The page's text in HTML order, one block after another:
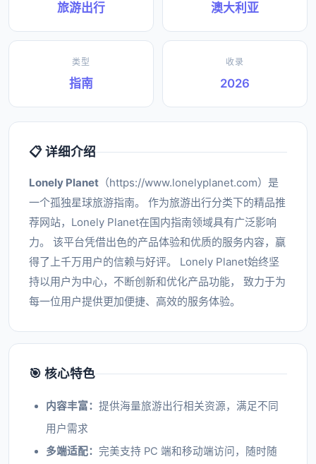
旅游出行 澳大利亚
类型
指南
收录
2026
📋 详细介绍
Lonely Planet （https://www.lonelyplanet.com）是
一个孤独星球旅游指南。 作为旅游出行分类下的精品推
荐网站，Lonely Planet在国内指南领域具有广泛影响
力。 该平台凭借出色的产品体验和优质的服务内容，赢
得了上千万用户的信赖与好评。 Lonely Planet始终坚
持以用户为中心，不断创新和优化产品功能， 致力于为
每一位用户提供更加便捷、高效的服务体验。
🎯 核心特色
内容丰富： 提供海量旅游出行相关资源，满足不同
用户需求
多端适配： 完美支持 PC 端和移动端访问，随时随